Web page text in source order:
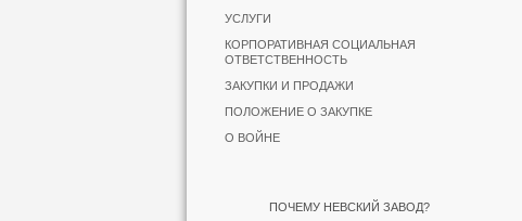
УСЛУГИ
КОРПОРАТИВНАЯ СОЦИАЛЬНАЯ
ОТВЕТСТВЕННОСТЬ
ЗАКУПКИ И ПРОДАЖИ
ПОЛОЖЕНИЕ О ЗАКУПКЕ
О ВОЙНЕ
ПОЧЕМУ НЕВСКИЙ ЗАВОД?